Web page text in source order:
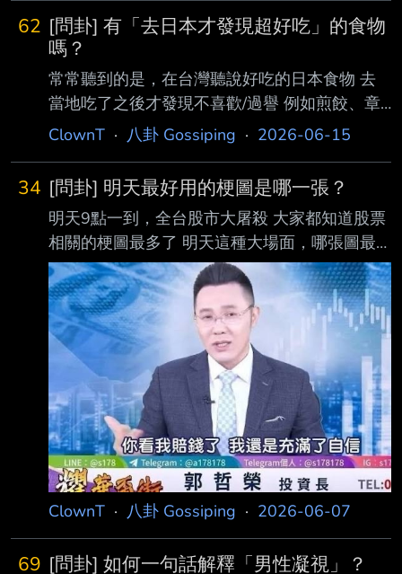
62 [問卦] 有「去日本才發現超好吃」的食物
嗎？
常常聽到的是，在台灣聽說好吃的日本食物 去
當地吃了之後才發現不喜歡/過譽 例如煎餃、章
魚燒、各種團子等都常被提及 好奇問，那有剛
際嚐到後驚為天人的日本當地食物 ----- Sent
from JPTT on my iPhone --
ClownT · 八卦 Gossiping · 2026-06-15
34 [問卦] 明天最好用的梗圖是哪一張？
明天9點一到，全台股市大屠殺 大家都知道股票
相關的梗圖最多了 明天這種大場面，哪張圖最
好用？ ----- Sent from JPTT on my iPhone --
ClownT · 八卦 Gossiping · 2026-06-07
69 [問卦] 如何一句話解釋「男性凝視」？